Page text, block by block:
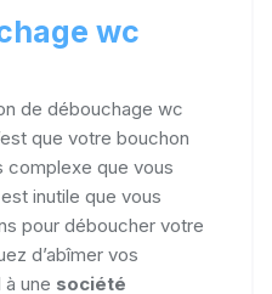
wc
de débouchage wc
que votre bouchon
complexe que vous
inutile que vous
pour déboucher votre
d’abîmer vos
une société